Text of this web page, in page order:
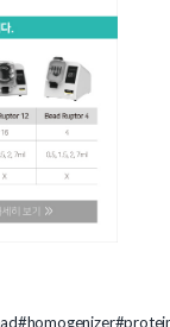
#homogenizer